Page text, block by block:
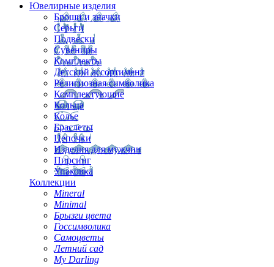
Ювелирные изделия
Броши и значки
Серьги
Подвески
Сувениры
Комплекты
Детский ассортимент
Религиозная символика
Комплектующие
Кольца
Колье
Браслеты
Цепочки
Изделия для мужчин
Пирсинг
Упаковка
Коллекции
Mineral
Minimal
Брызги цвета
Госсимволика
Самоцветы
Летний сад
My Darling